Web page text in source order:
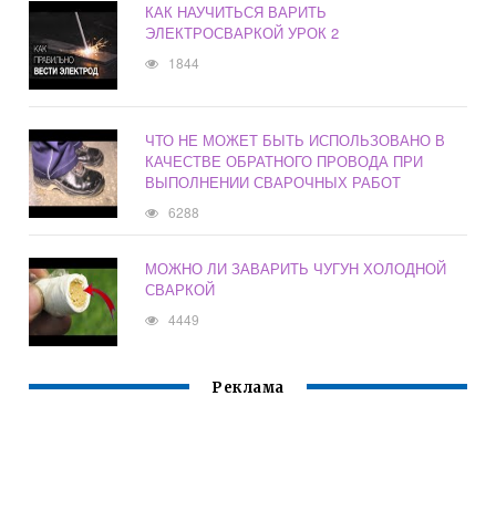
КАК НАУЧИТЬСЯ ВАРИТЬ
ЭЛЕКТРОСВАРКОЙ УРОК 2
1844
ЧТО НЕ МОЖЕТ БЫТЬ ИСПОЛЬЗОВАНО В
КАЧЕСТВЕ ОБРАТНОГО ПРОВОДА ПРИ
ВЫПОЛНЕНИИ СВАРОЧНЫХ РАБОТ
6288
МОЖНО ЛИ ЗАВАРИТЬ ЧУГУН ХОЛОДНОЙ
СВАРКОЙ
4449
Реклама